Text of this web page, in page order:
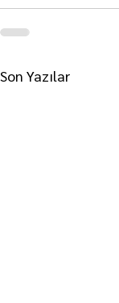
Son Yazılar